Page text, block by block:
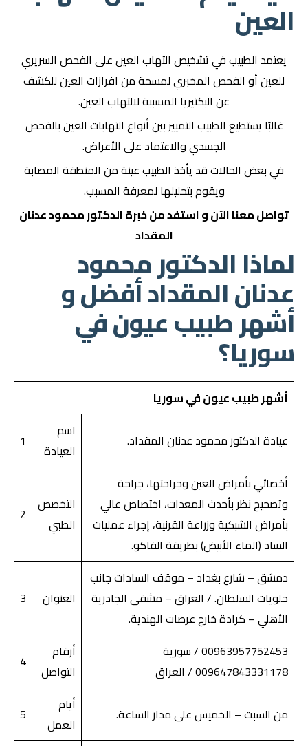
العين
يعتمد الطبيب في تشخيص التهاب العين على الفحص السريري
للعين أو الفحص المخبري لمسحة من افرازات العين للكشف
عن البكتيريا المسببة لالتهاب العين.
غالبًا يستطيع الطبيب التمييز بين أنواع التهابات العين بالفحص
الجسدي والاعتماد على الأعراض.
في بعض الحالات قد يأخذ الطبيب عينة من المنطقة المصابة
ويقوم بتحليلها لمعرفة المسبب.
تواصل معنا الآنو استفد من خبرة الدكتورمحمود عدنان
المقداد
لماذا الدكتور محمود
عدنان المقداد أفضل و
أشهر طبيب عيون في
سوريا؟
أشهر طبيب عيون في سوريا
عيادة الدكتور محمود عدنان المقداد.
اسم
العيادة
1
أخصائي بأمراض العين وجراحتها، جراحة
وتصحيح نظر بأحدث المعدات، اختصاص عالي
بأمراض الشبكية وزراعة القرنية، إجراء عمليات
الساد (الماء الأبيض) بطريقة الفاكو.
التخصص
الطبي
2
دمشق – شارع بغداد – موقف السادات جانب
حلويات السلطان. / العراق – مشفى الجادرية
الأهلي – كرادة خارج عرصات الهندية.
العنوان 3
00963957752453 / سورية
009647843331178 / العراق
أرقام
التواصل
4
من السبت – الخميس على مدار الساعة.
أيام
العمل
5